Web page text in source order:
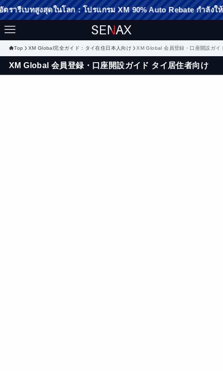
สุดในโลก：โปรแกรม XM 90% Auto Rebate กำลังให้บริการ：
Top XM Global完全ガイド：タイ在住日本人向け XM Global 会員登録・口座開設ガイ
XM Global 会員登録・口座開設ガイド タイ居住者向け